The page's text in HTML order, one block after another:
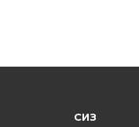
СИЗ